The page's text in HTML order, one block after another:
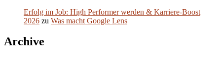
Erfolg im Job: High Performer werden & Karriere-Boost
2026 zu Was macht Google Lens
Archive